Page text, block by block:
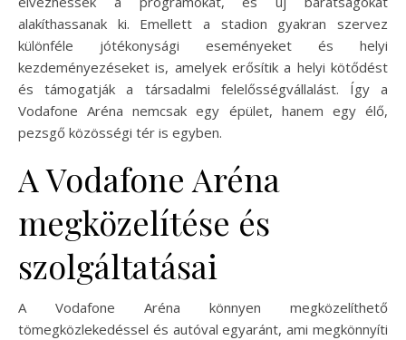
alakíthassanak ki. Emellett a stadion gyakran szervez
különféle jótékonysági eseményeket és helyi
kezdeményezéseket is, amelyek erősítik a helyi kötődést
és támogatják a társadalmi felelősségvállalást. Így a
Vodafone Aréna nemcsak egy épület, hanem egy élő,
pezsgő közösségi tér is egyben.
A Vodafone Aréna
megközelítése és
szolgáltatásai
A Vodafone Aréna könnyen megközelíthető
tömegközlekedéssel és autóval egyaránt, ami megkönnyíti